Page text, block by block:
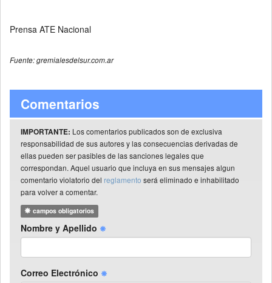
Prensa ATE Nacional
Fuente: gremialesdelsur.com.ar
Comentarios
IMPORTANTE: Los comentarios publicados son de exclusiva
responsabilidad de sus autores y las consecuencias derivadas de
ellas pueden ser pasibles de las sanciones legales que
correspondan. Aquel usuario que incluya en sus mensajes algun
comentario violatorio del reglamento será eliminado e inhabilitado
para volver a comentar.
campos obligatorios
Nombre y Apellido
Correo Electrónico